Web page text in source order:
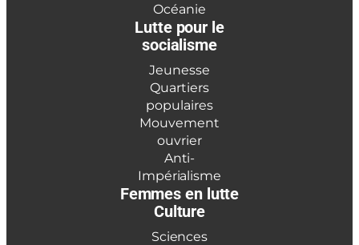
Océanie
Lutte pour le
socialisme
Jeunesse
Quartiers
populaires
Mouvement
ouvrier
Anti-
Impérialisme
Femmes en lutte
Culture
Sciences